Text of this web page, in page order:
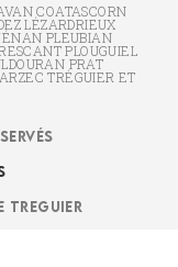
COATASCORN
LÉZARDRIEUX
PLEUBIAN
PLOUGUIEL
PRAT
TRÉGUIER ET
TREGUIER